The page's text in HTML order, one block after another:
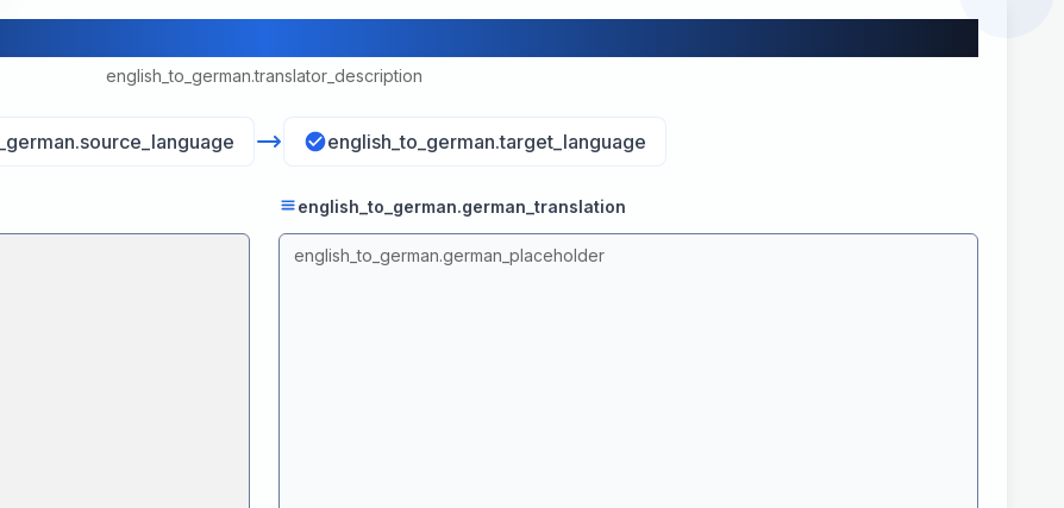
english_to_german.translator_description
english_to_german.target_language
english_to_german.german_translation